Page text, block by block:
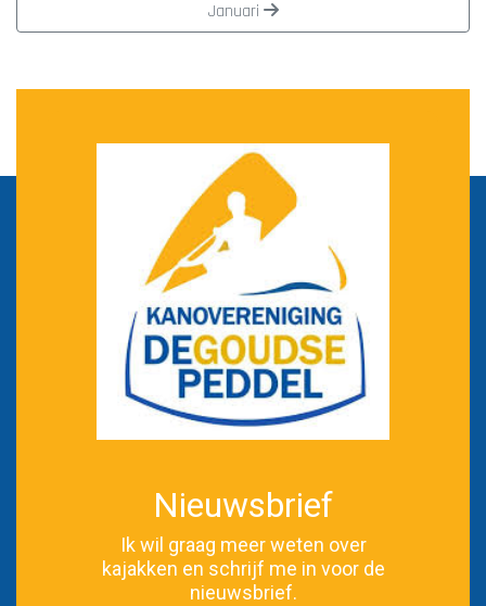
Januari
Nieuwsbrief
Ik wil graag meer weten over
kajakken en schrijf me in voor de
nieuwsbrief.